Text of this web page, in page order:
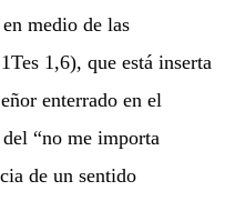
medio de las
1,6), que está inserta
enterrado en el
“no me importa
de un sentido